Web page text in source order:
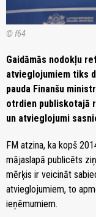
© f64
Gaidāmās nodokļu
atvieglojumiem tiks
pauda Finanšu
otrdien publiskotajā
un atvieglojumi
FM atzina, ka kopš
mājaslapā publicēts
mērķis ir veicināt
atvieglojumiem, to
ieņēmumiem.